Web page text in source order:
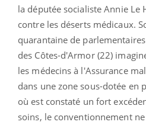
la députée socialiste Annie
contre les déserts médicaux.
quarantaine de
des Côtes-d'Armor (22)
les médecins à l'Assurance
dans une zone sous-dotée en
où est constaté un fort
soins, le conventionnement